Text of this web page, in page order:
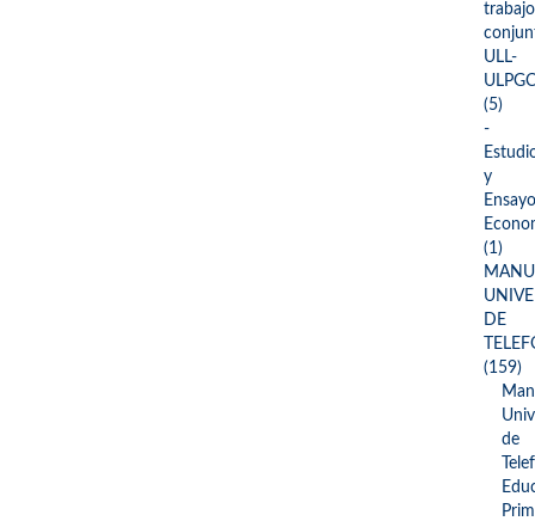
trabajo
ULL-
ULPGC
(5)
-
y
(1)
DE
(159)
de